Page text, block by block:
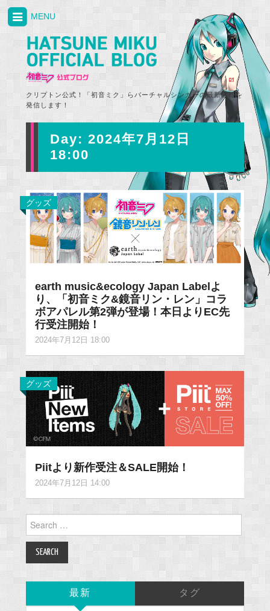
クリプトン公式！「初音ミク」らバーチャルシンガーの最新情報を
発信します！
MENU
Day: 2024年7月12日
18:00
グッズ
earth music&ecology Japan Labelよ
り、「初音ミク&鏡音リン・レン」コラ
ボアパレル第2弾が登場！本日よりEC先
行受注開始！
2024年7月12日 18:00
グッズ
Piitより新作受注＆SALE開始！
2024年7月12日 14:00
Search
for:
最新 タグ